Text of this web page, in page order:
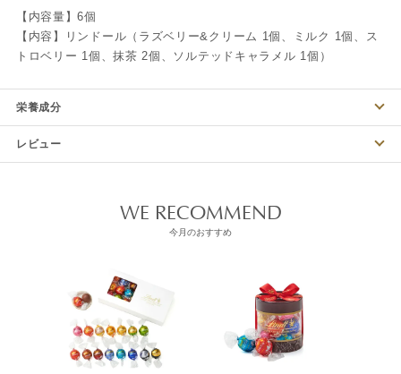
【内容量】6個
【内容】リンドール（ラズベリー&クリーム 1個、ミルク 1個、ス
トロベリー 1個、抹茶 2個、ソルテッドキャラメル 1個）
栄養成分
レビュー
WE RECOMMEND
今月のおすすめ